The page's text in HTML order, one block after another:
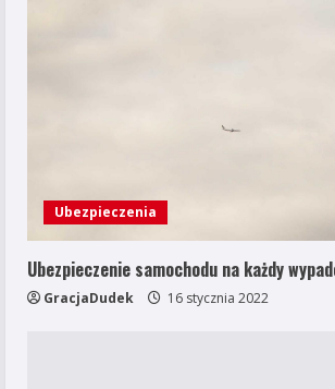
Ubezpieczenia
Ubezpieczenie samochodu na każdy
GracjaDudek 16 stycznia 2022